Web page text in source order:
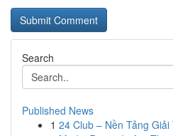
Search
Published News
1 24 Club – Nền Tảng